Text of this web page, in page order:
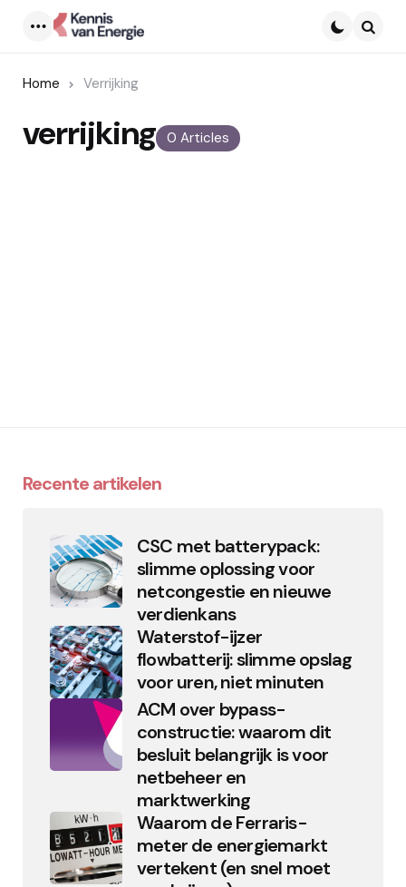
Home Verrijking
0 Articles
verrijking
Recente artikelen
CSC met batterypack:
slimme oplossing voor
netcongestie en nieuwe
verdienkans
Waterstof-ijzer
flowbatterij: slimme opslag
voor uren, niet minuten
ACM over bypass-
constructie: waarom dit
besluit belangrijk is voor
netbeheer en
marktwerking
Waarom de Ferraris-
meter de energiemarkt
vertekent (en snel moet